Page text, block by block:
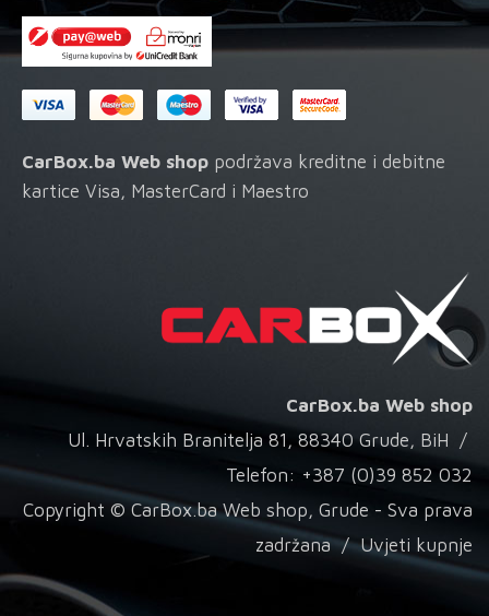
CarBox.ba Web shop podržava kreditne i debitne
kartice Visa, MasterCard i Maestro
CarBox.ba Web shop
Ul. Hrvatskih Branitelja 81, 88340 Grude, BiH /
Telefon: +387 (0)39 852 032
Copyright © CarBox.ba Web shop, Grude - Sva prava
zadržana /Uvjeti kupnje